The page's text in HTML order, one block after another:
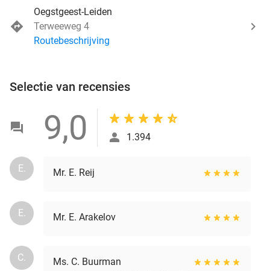
Oegstgeest-Leiden
Terweeweg 4
Routebeschrijving
Selectie van recensies
9,0 1.394
E. Mr. E. Reij
E. Mr. E. Arakelov
C.
Ms. C. Buurman